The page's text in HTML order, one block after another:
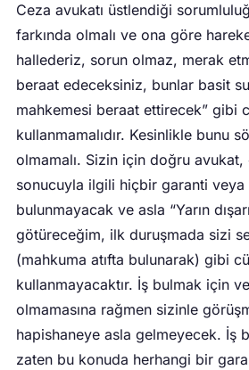
Ceza avukatı üstlendiği
farkında olmalı ve ona göre
hallederiz, sorun olmaz, merak
beraat edeceksiniz, bunlar basit
mahkemesi beraat ettirecek” gibi
kullanmamalıdır. Kesinlikle bunu
olmamalı. Sizin için doğru avukat,
sonucuyla ilgili hiçbir garanti veya
bulunmayacak ve asla “Yarın
götüreceğim, ilk duruşmada sizi
(mahkuma atıfta bulunarak) gibi
kullanmayacaktır. İş bulmak için
olmamasına rağmen sizinle
hapishaneye asla gelmeyecek. İş
zaten bu konuda herhangi bir